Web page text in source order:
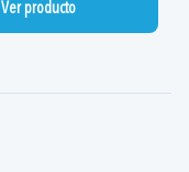
Ver producto